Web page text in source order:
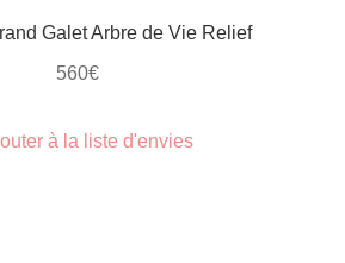
Galet Arbre de Vie Relief
560€
à la liste d'envies